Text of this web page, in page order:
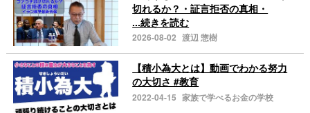
切れるか？・証言拒否の真相・
...続きを読む
2026-08-02 渡辺 惣樹
【積小為大とは】動画でわかる努力
の大切さ #教育
2022-04-15 家族で学べるお金の学校